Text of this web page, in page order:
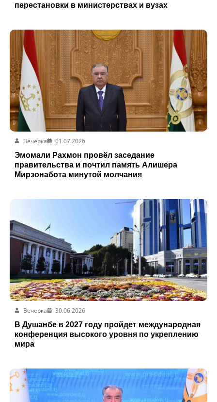
перестановки в министерствах и вузах
Вечерка
01.07.2026
Эмомали Рахмон провёл заседание
правительства и почтил память Алишера
Мирзонабота минутой молчания
Вечерка
30.06.2026
В Душанбе в 2027 году пройдет международная
конференция высокого уровня по укреплению
мира